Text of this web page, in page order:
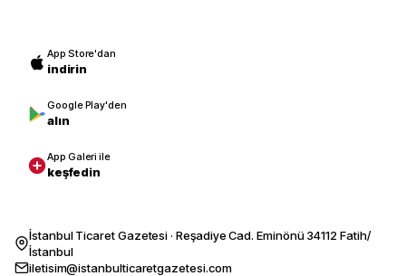
App Store'dan
indirin
Google Play'den
alın
App Galeri ile
keşfedin
İstanbul Ticaret Gazetesi · Reşadiye Cad. Eminönü 34112 Fatih/
İstanbul
iletisim@istanbulticaretgazetesi.com